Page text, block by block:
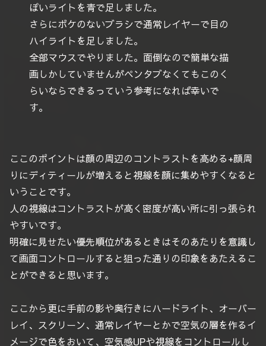
ぽいライトを青で足しました。
さらにボケのないブラシで通常レイヤーで目の
ハイライトを足しました。
全部マウスでやりました。面倒なので簡単な描
画しかしていませんがペンタブなくてもこのく
らいならできるっていう参考になれば幸いで
す。
ここのポイントは顔の周辺のコントラストを高める+顔周
りにディティールが増えると視線を顔に集めやすくなると
いうことです。
人の視線はコントラストが高く密度が高い所に引っ張られ
やすいです。
明確に見せたい優先順位があるときはそのあたりを意識し
て画面コントロールすると狙った通りの印象をあたえるこ
とができると思います。
ここから更に手前の影や奥行きにハードライト、オーバー
レイ、スクリーン、通常レイヤーとかで空気の層を作るイ
メージで色をおいて、空気感UPや視線をコントロールし